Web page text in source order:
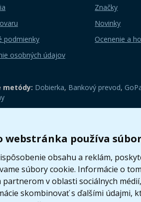
webstránka používa
obsahu a reklám,
súbory cookie. Informácie o
partnerom v oblasti sociálnych
skombinovať s ďalšími údajmi,
podmienky
osobných údajov
Značky
Novinky
Ocenenie a
metódy: Dobierka, Bankový prevod,